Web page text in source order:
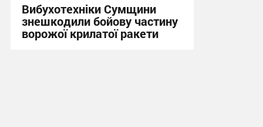
Вибухотехніки Сумщини
знешкодили бойову частину
ворожої крилатої ракети